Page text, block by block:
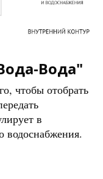
Вода"
чтобы отобрать
в
водоснабжения.